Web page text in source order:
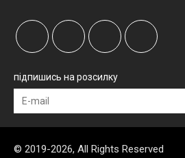
підпишись на розсилку
© 2019-2026, All Rights Reserved